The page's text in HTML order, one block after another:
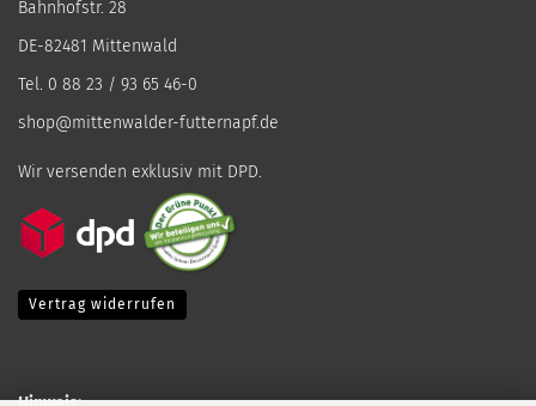
Bahnhofstr. 28
DE-82481 Mittenwald
Tel. 0 88 23 / 93 65 46-0
shop@mittenwalder-futternapf.de
Wir versenden exklusiv mit DPD.
Vertrag widerrufen